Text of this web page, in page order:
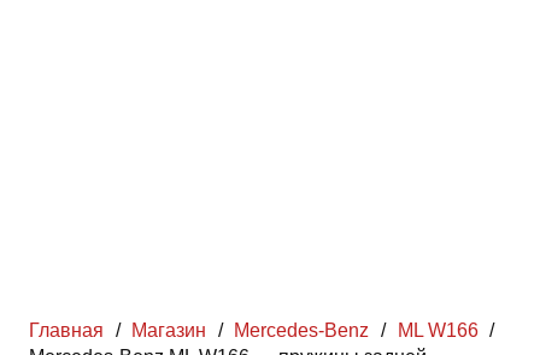
Главная / Магазин / Mercedes-Benz / ML W166 /